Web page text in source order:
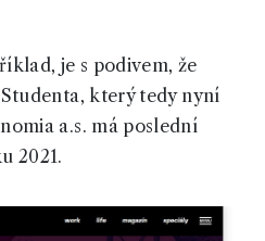
je s podivem, že
který tedy nyní
a.s. má poslední
2021.